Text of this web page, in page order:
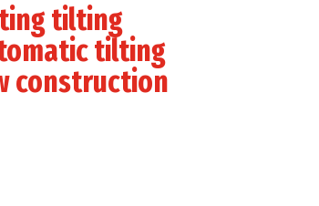
tilting
tilting
construction